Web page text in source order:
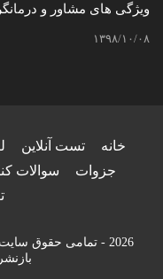
ویژگی های مشاور و درمانگر
۱۳۹۸/۱۰/۰۸
خانه تست آنلاین
جزوات
سوالات
2026 - تمامی حقوق